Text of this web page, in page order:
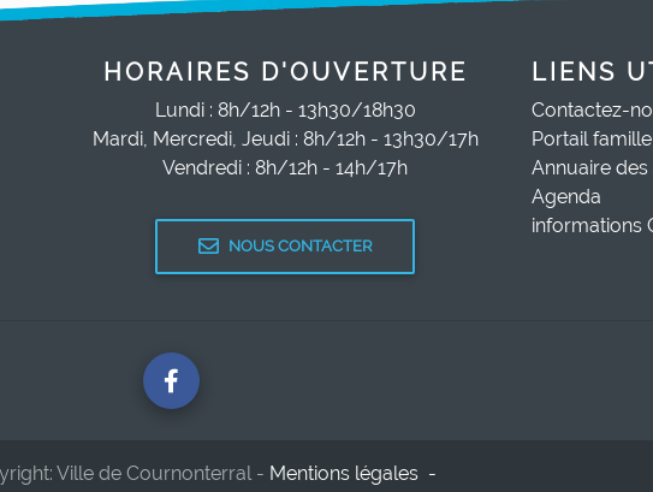
HORAIRES D'OUVERTURE
Lundi : 8h/12h - 13h30/18h30
Mardi, Mercredi, Jeudi : 8h/12h - 13h30/17h
Vendredi : 8h/12h - 14h/17h
NOUS CONTACTER
LIENS
Contactez-
Portail famille
Annuaire
Agenda
informations
Ville de Cournonterral - Mentions légales -